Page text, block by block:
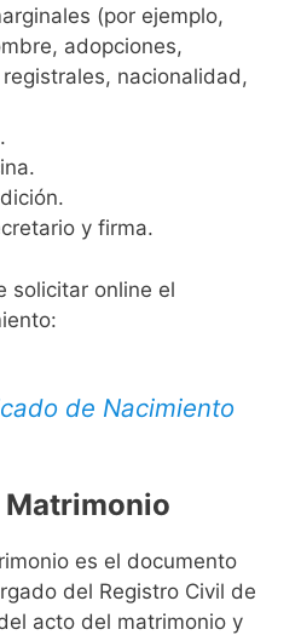
(por ejemplo,
adopciones,
nacionalidad,
y firma.
solicitar online el
de Nacimiento
es el documento
del Registro Civil de
acto del matrimonio y